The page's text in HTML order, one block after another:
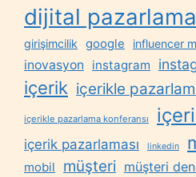
dijital pazarlama
girişimcilik google influencer
inovasyon instagram
içerik içerikle
içerikle pazarlama konferansı
içerik pazarlaması linkedin
mobil müşteri müşteri